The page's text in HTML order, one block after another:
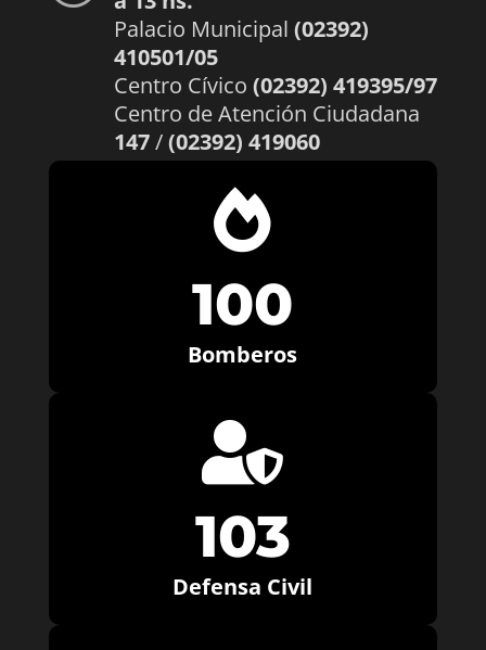
Palacio Municipal (02392)
410501/05
Centro Cívico (02392) 419395/97
Centro de Atención Ciudadana
147/(02392) 419060

100
Bomberos

103
Defensa Civil